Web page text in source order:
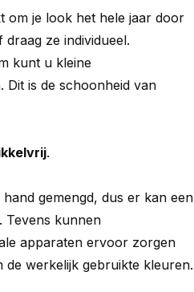
om je look het hele jaar door
ze individueel.
kunt u kleine
Dit is de schoonheid van
.
gemengd, dus er kan een
Tevens kunnen
apparaten ervoor zorgen
werkelijk gebruikte kleuren.